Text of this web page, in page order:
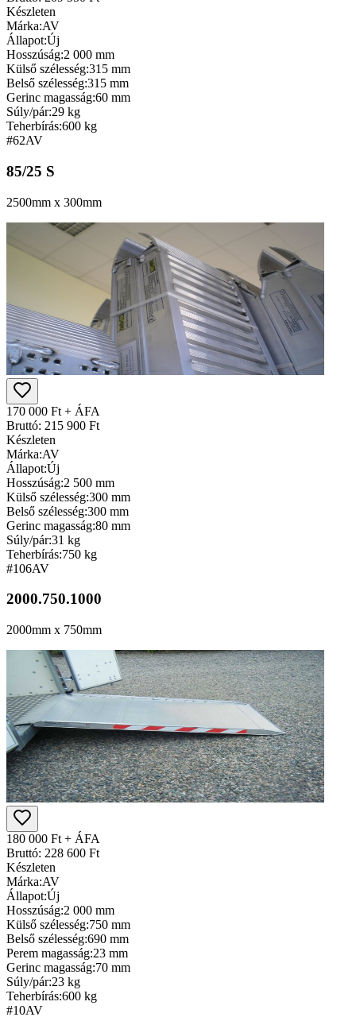
Készleten
Márka:AV
Állapot:Új
Hosszúság:2 000 mm
Külső szélesség:315 mm
Belső szélesség:315 mm
Gerinc magasság:60 mm
Súly/pár:29 kg
Teherbírás:600 kg
#62AV
85/25 S
2500mm x 300mm
170 000 Ft + ÁFA
Bruttó: 215 900 Ft
Készleten
Márka:AV
Állapot:Új
Hosszúság:2 500 mm
Külső szélesség:300 mm
Belső szélesség:300 mm
Gerinc magasság:80 mm
Súly/pár:31 kg
Teherbírás:750 kg
#106AV
2000.750.1000
2000mm x 750mm
180 000 Ft + ÁFA
Bruttó: 228 600 Ft
Készleten
Márka:AV
Állapot:Új
Hosszúság:2 000 mm
Külső szélesség:750 mm
Belső szélesség:690 mm
Perem magasság:23 mm
Gerinc magasság:70 mm
Súly/pár:23 kg
Teherbírás:600 kg
#10AV